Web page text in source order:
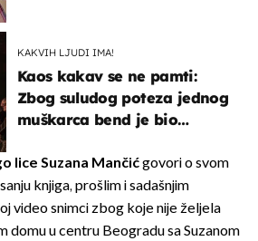
KAKVIH LJUDI IMA!
Kaos kakav se ne pamti:
Zbog suludog poteza jednog
muškarca bend je bio
lice Suzana Mančićgovori o svom
knjiga, prošlim i sadašnjim
video snimci zbog koje nije željela
domu u centru Beogradu sa Suzanom